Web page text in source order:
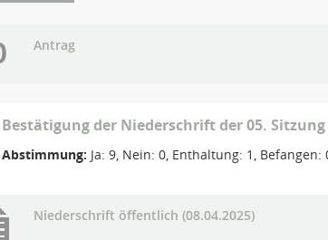
Antrag
Bestätigung der Niederschrift der 05.
Abstimmung: Ja: 9, Nein: 0, Enthaltung: 1, Befangen:
Niederschrift öffentlich (08.04.2025)